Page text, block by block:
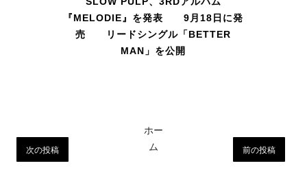
『MELODIE』を発表 9月18日に発
売 リードシングル「BETTER
MAN」を公開
次の投稿 前の投稿
ホー
ム